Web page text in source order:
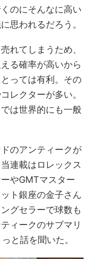
のにそんなに高い
思われるだろう。
れてしまうため、
る確率が高いから
っては有利。その
レクターが多い。
は世界的にも一般
のアンティークが
連載はロレックス
やGMTマスター
ト銀座の金子さん
グセラーで球数も
ィークのサブマリ
と話を聞いた。